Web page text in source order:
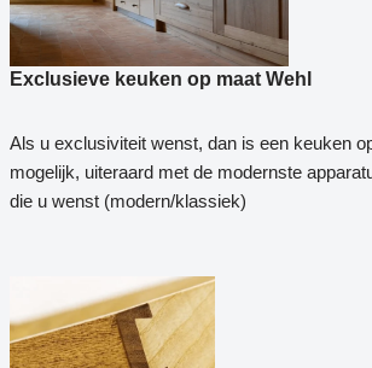
Exclusieve keuken op maat Wehl
Als u exclusiviteit wenst, dan is een keuken
mogelijk, uiteraard met de modernste
die u wenst (modern/klassiek)